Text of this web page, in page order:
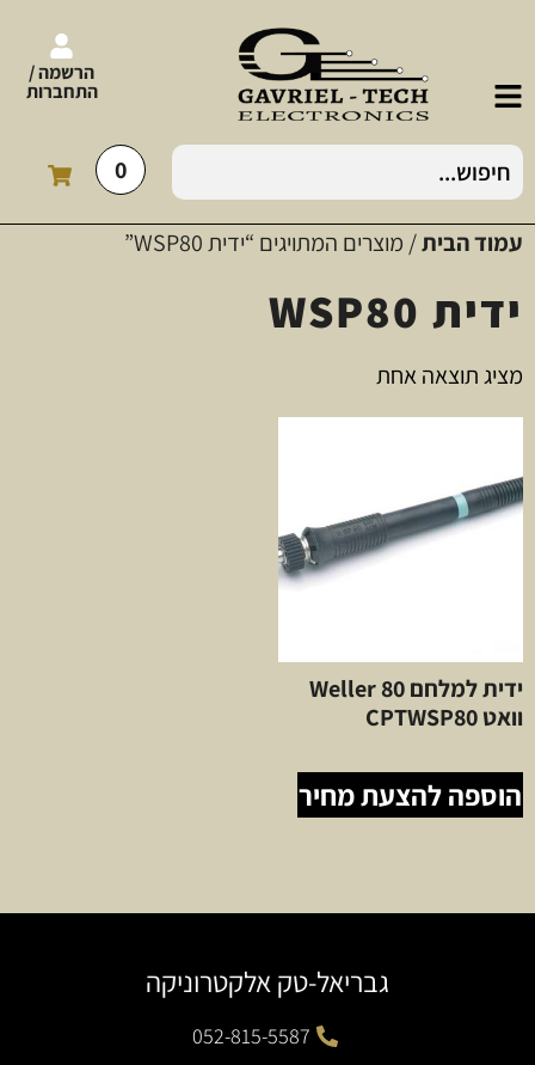
הרשמה /
התחברות
0
עמוד הבית/ מוצרים המתויגים “ידית WSP80”
ידית WSP80
מציג תוצאה אחת
ידית למלחם Weller 80
וואט CPTWSP80
הוספה להצעת מחיר
גבריאל-טק אלקטרוניקה
052-815-5587